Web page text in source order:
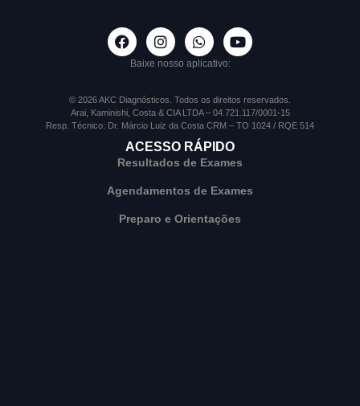
Baixe nosso aplicativo:
© 2026 AKC Diagnósticos. Todos os direitos reservados.
Arai, Kaminishi, Costa & CIA LTDA – 04.721.117/0001-15
Resp. Técnico: Dr. Márcio Luiz da Costa CRM – TO 1024 / RQE 514
ACESSO RÁPIDO
Resultados de Exames
Agendamentos de Exames
Preparo e Orientações